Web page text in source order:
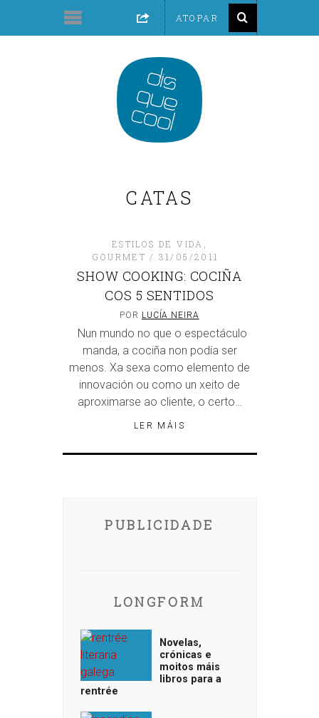
CATAS
ESTILOS DE VIDA
GOURMET
31/05/2011
SHOW COOKING: COCIÑA
COS 5 SENTIDOS
POR LUCÍA NEIRA
Nun mundo no que o espectáculo
manda, a cociña non podía ser
menos. Xa sexa como elemento de
innovación ou como un xeito de
aproximarse ao cliente, o certo…
LER MÁIS
PUBLICIDADE
LONGFORM
Novelas,
crónicas e
moitos máis
libros para a
rentrée